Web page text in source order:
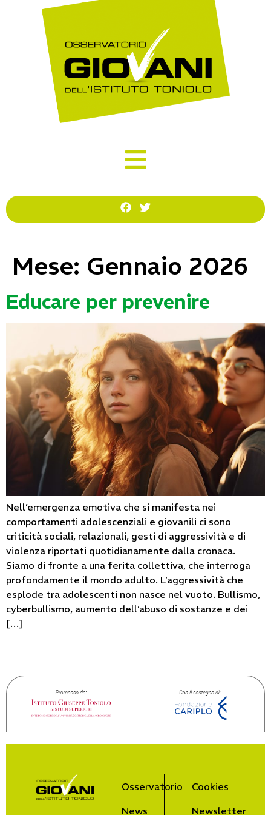
Mese: Gennaio 2026
Educare per prevenire
Nell’emergenza emotiva che si manifesta nei
comportamenti adolescenziali e giovanili ci sono
criticità sociali, relazionali, gesti di aggressività e di
violenza riportati quotidianamente dalla cronaca.
Siamo di fronte a una ferita collettiva, che interroga
profondamente il mondo adulto. L’aggressività che
esplode tra adolescenti non nasce nel vuoto. Bullismo,
cyberbullismo, aumento dell’abuso di sostanze e dei
[…]
Osservatorio
News
Cookies
Newsletter